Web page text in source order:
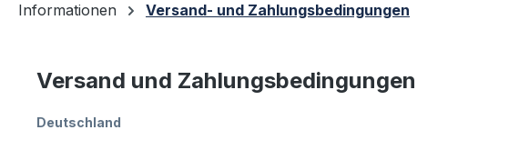
Informationen Versand- und Zahlungsbedingungen
Versand und Zahlungsbedingungen
Deutschland